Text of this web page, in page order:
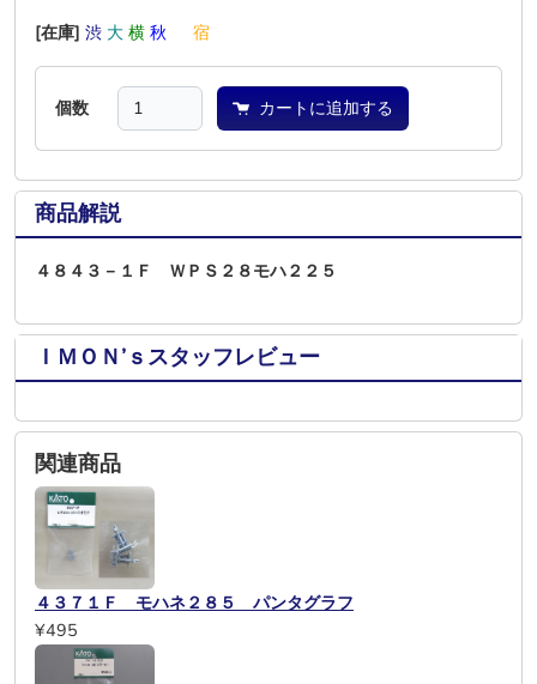
[在庫] 渋 大 横 秋 宿
個数 カートに追加する
商品解説
４８４３－１Ｆ ＷＰＳ２８モハ２２５
ＩＭＯＮ’ｓスタッフレビュー
関連商品
４３７１Ｆ モハネ２８５ パンタグラフ
¥495